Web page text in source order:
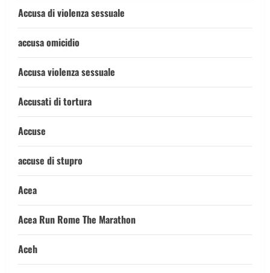
Accusa di violenza sessuale
accusa omicidio
Accusa violenza sessuale
Accusati di tortura
Accuse
accuse di stupro
Acea
Acea Run Rome The Marathon
Aceh